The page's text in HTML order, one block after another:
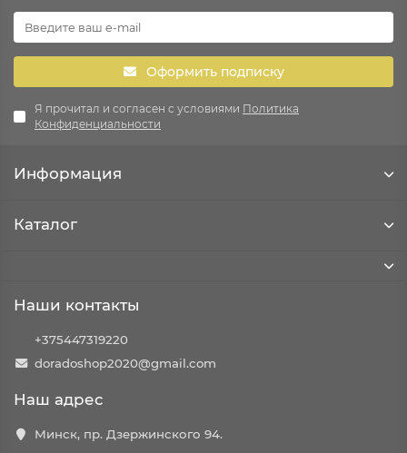
Оформить подписку
Я прочитал и согласен с условиями Политика
Конфиденциальности
Информация
Каталог
Наши контакты
+375447319220
doradoshop2020@gmail.com
Наш адрес
Минск, пр. Дзержинского 94.